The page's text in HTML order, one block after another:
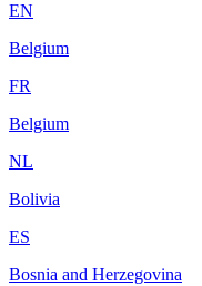
EN
Belgium
FR
Belgium
NL
Bolivia
ES
Bosnia and Herzegovina